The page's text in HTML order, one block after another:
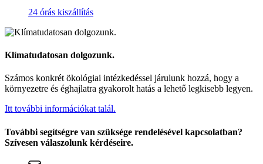
24 órás kiszállítás
Klímatudatosan dolgozunk.
Számos konkrét ökológiai intézkedéssel járulunk hozzá, hogy a
környezetre és éghajlatra gyakorolt hatás a lehető legkisebb legyen.
Itt további információkat talál.
További segítségre van szüksége rendelésével kapcsolatban?
Szívesen válaszolunk kérdéseire.